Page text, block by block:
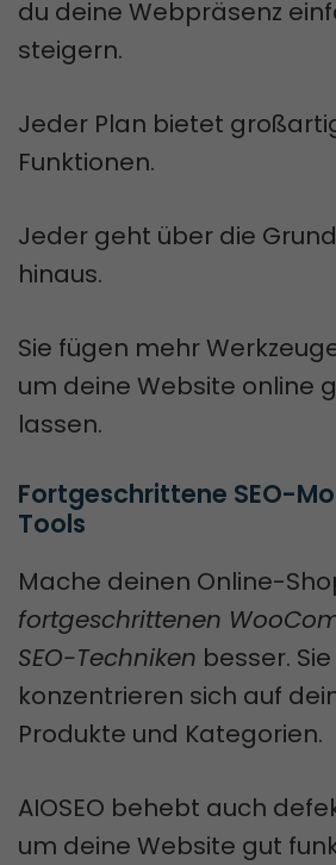
du deine Webpräsenz
steigern.
Jeder Plan bietet
Funktionen.
Jeder geht über die
hinaus.
Sie fügen mehr
um deine Website online
lassen.
Fortgeschrittene SEO-
Tools
Mache deinen Online-
fortgeschrittenen
SEO-Techniken besser. Sie
konzentrieren sich auf
Produkte und Kategorien.
AIOSEO behebt auch
um deine Website gut